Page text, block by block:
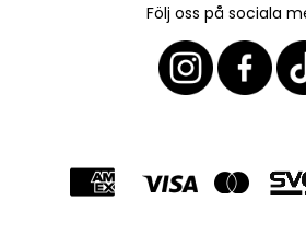
Följ oss på sociala